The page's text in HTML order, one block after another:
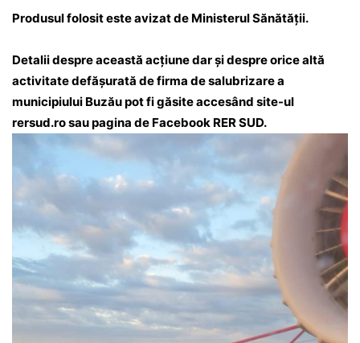
Produsul folosit este avizat de Ministerul Sănătății.
Detalii despre această acțiune dar și despre orice altă
activitate defășurată de firma de salubrizare a
municipiului Buzău pot fi găsite accesând site-ul
rersud.rosau pagina de Facebook RER SUD.